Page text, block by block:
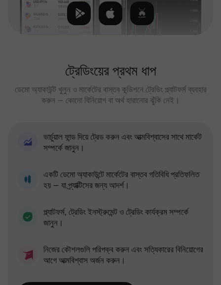
ট্রেডিংয়ের প্রথম ধাপ
ডেমো অ্যাকাউন্ট খুলুন ও মার্কেটের বাস্তব কন্ডিশনে ট্রেডিং প্ল্যাটফর্ম ব্যবহার
করুন — কোনো বিনিয়োগ বা অর্থ হারানোর ঝুঁকি নেই।
ভার্চুয়াল ফান্ড দিয়ে ট্রেড করুন এবং আত্মবিশ্বাসের সাথে মার্কেট
সম্পর্কে জানুন।
একটি ডেমো অ্যাকাউন্টে মার্কেটের বাস্তব গতিবিধি প্রতিফলিত
হয় — যা প্র্যাক্টিসের জন্য আদর্শ।
প্ল্যাটফর্ম, ট্রেডিং ইনস্ট্রুমেন্ট ও ট্রেডিং কার্যক্রম সম্পর্কে
জানুন।
নিজের কৌশলগুলি পরিপক্ব করুন এবং সত্যিকারের বিনিয়োগের
আগে আত্মবিশ্বাস অর্জন করুন।